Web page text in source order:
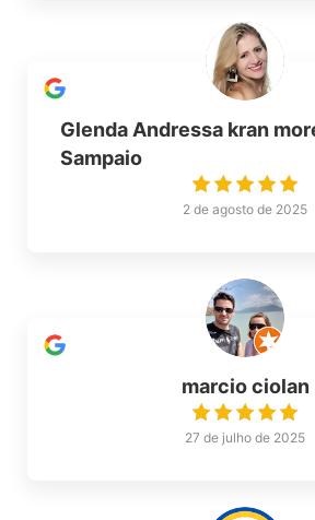
Glenda Andressa kran
Sampaio
2 de agosto de 2025
marcio ciolan
27 de julho de 2025